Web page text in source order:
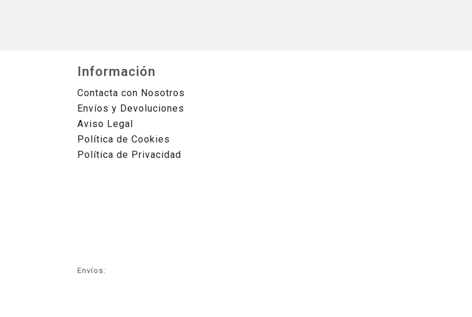
Información
Contacta con Nosotros
Envíos y Devoluciones
Aviso Legal
Política de Cookies
Política de Privacidad
Envíos: